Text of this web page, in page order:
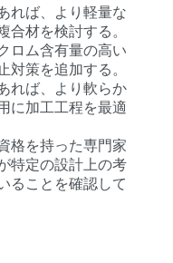
れば、より軽量な
合材を検討する。
ロム含有量の高い
対策を追加する。
れば、より軟らか
に加工工程を最適
格を持った専門家
特定の設計上の考
ることを確認して